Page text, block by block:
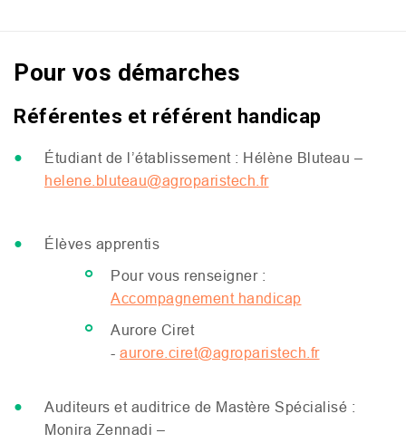
Pour vos démarches
Référentes et référent handicap
Étudiant de l’établissement : Hélène Bluteau –
helene.bluteau@agroparistech.fr
Élèves apprentis
Pour vous renseigner :
Accompagnement handicap
Aurore Ciret
- aurore.ciret@agroparistech.fr
Auditeurs et auditrice de Mastère Spécialisé :
Monira Zennadi –